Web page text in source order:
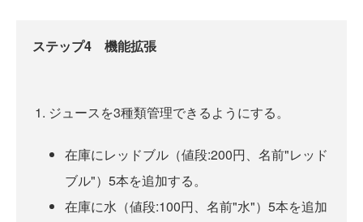
ステップ4 機能拡張
ジュースを3種類管理できるようにする。
在庫にレッドブル（値段:200円、名前"レッド
ブル"）5本を追加する。
在庫に水（値段:100円、名前"水"）5本を追加